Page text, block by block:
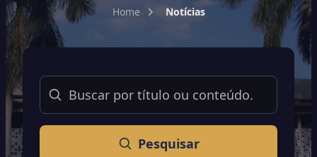
Home Notícias
Buscar
Pesquisar